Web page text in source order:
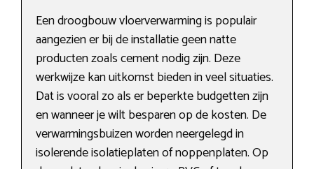
Een droogbouw vloerverwarming is populair
aangezien er bij de installatie geen natte
producten zoals cement nodig zijn. Deze
werkwijze kan uitkomst bieden in veel situaties.
Dat is vooral zo als er beperkte budgetten zijn
en wanneer je wilt besparen op de kosten. De
verwarmingsbuizen worden neergelegd in
isolerende isolatieplaten of noppenplaten. Op